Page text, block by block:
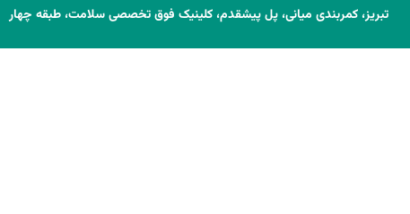
تبریز، کمربندی میانی، پل پیشقدم، کلینیک فوق تخصصی سلامت، طبقه چهار